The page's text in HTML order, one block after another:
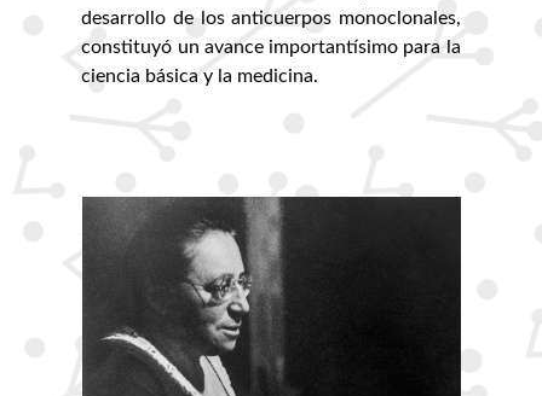
desarrollo de los anticuerpos monoclonales,
constituyó un avance importantísimo para la
ciencia básica y la medicina.